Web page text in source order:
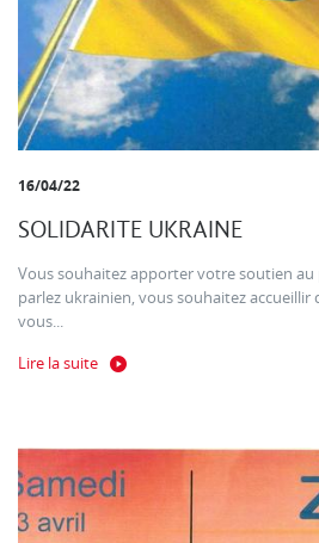
16/04/22
SOLIDARITE UKRAINE
Vous souhaitez apporter votre soutien au
parlez ukrainien, vous souhaitez accueillir
vous...
Lire la suite